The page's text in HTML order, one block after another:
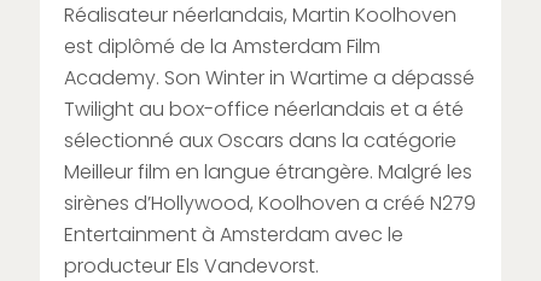
Réalisateur néerlandais, Martin Koolhoven
est diplômé de la Amsterdam Film
Academy. Son Winter in Wartime a dépassé
Twilight au box-office néerlandais et a été
sélectionné aux Oscars dans la catégorie
Meilleur film en langue étrangère. Malgré les
sirènes d’Hollywood, Koolhoven a créé N279
Entertainment à Amsterdam avec le
producteur Els Vandevorst.